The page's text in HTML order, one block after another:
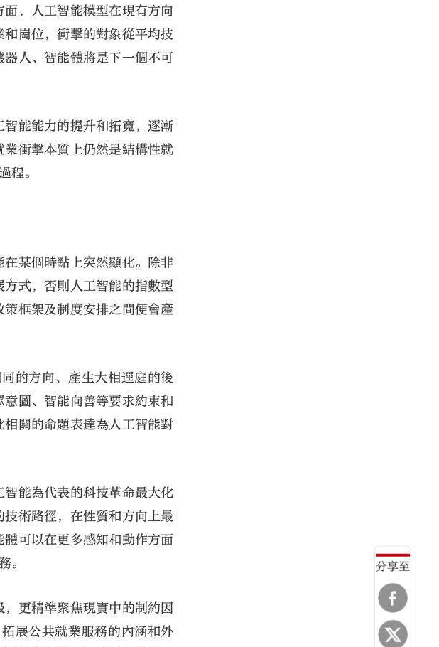
分享至
，人工智能模型在現有方向
崗位，衝擊的對象從平均技
人、智能體將是下一個不可
能能力的提升和拓寬，逐漸
衝擊本質上仍然是結構性就
程。
某個時點上突然顯化。除非
式，否則人工智能的指數型
框架及制度安排之間便會產
的方向、產生大相逕庭的後
圖、智能向善等要求約束和
關的命題表達為人工智能對
能為代表的科技革命最大化
術路徑，在性質和方向上最
可以在更多感知和動作方面
。
更精準聚焦現實中的制約因
展公共就業服務的內涵和外